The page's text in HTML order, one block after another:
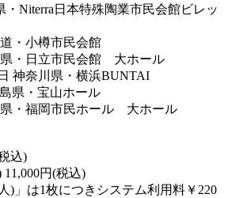
・Niterra日本特殊陶業市民会館ビレッ
・小樽市民会館
県・日立市民会館 大ホール
神奈川県・横浜BUNTAI
県・宝山ホール
県・福岡市民ホール 大ホール
込)
11,000円(税込)
)」は1枚につきシステム利用料￥220